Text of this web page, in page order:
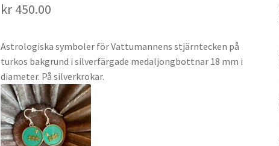
kr 450.00
Astrologiska symboler för Vattumannens stjärntecken på
turkos bakgrund i silverfärgade medaljongbottnar 18 mm i
diameter. På silverkrokar.